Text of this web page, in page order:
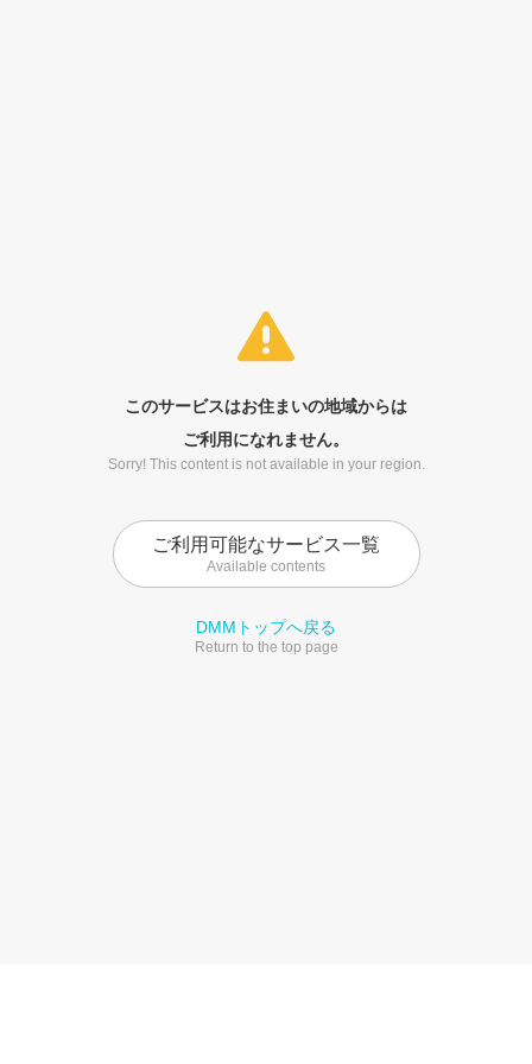
このサービスはお住まいの地域からは
ご利用になれません。
Sorry! This content is not available in your region.
ご利用可能なサービス一覧
Available contents
DMMトップへ戻る
Return to the top page